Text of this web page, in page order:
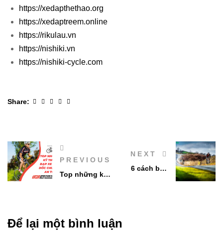
https://xedapthethao.org
https://xedaptreem.online
https://rikulau.vn
https://nishiki.vn
https://nishiki-cycle.com
Share: Facebook
TwitterLinkedinGoogle+
PREVIOUS
Top những kỹ
NEXT
6 cách bạn
Để lại một bình luận